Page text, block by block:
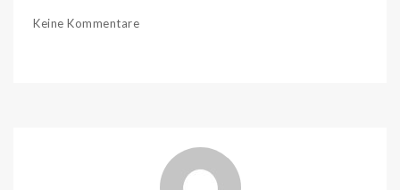
Keine Kommentare